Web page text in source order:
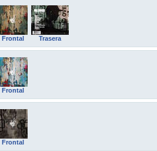
Frontal Trasera
Frontal
Frontal